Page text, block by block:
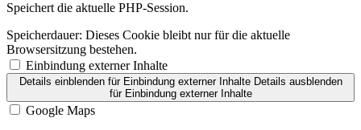
Speichert die aktuelle PHP-Session.
Speicherdauer: Dieses Cookie bleibt nur für die aktuelle
Browsersitzung bestehen.
Einbindung externer Inhalte
Details einblendenfür Einbindung externer Inhalte Details ausblenden
für Einbindung externer Inhalte
Google Maps